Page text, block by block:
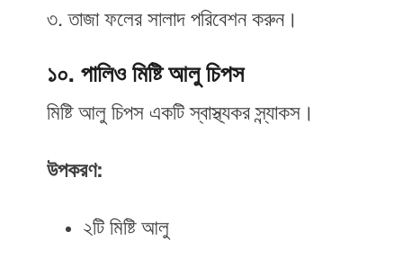
৩. তাজা ফলের সালাদ পরিবেশন করুন।
১০. পালিও মিষ্টি আলু চিপস
মিষ্টি আলু চিপস একটি স্বাস্থ্যকর স্ন্যাকস।
উপকরণ:
২টি মিষ্টি আলু